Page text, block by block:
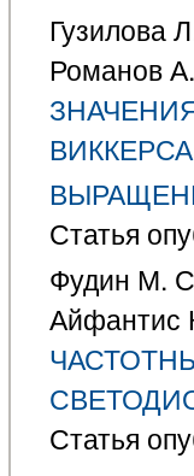
Гузилова
Романов
Статья
Фудин М.
Айфантис
Статья